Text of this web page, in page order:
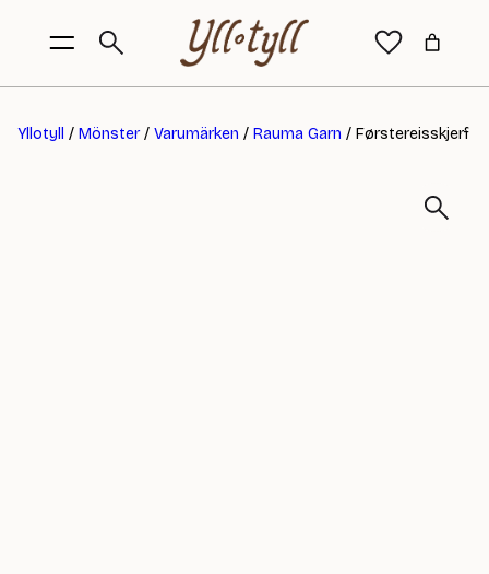
Yllotyll / Mönster/ Varumärken / Rauma Garn / Førstereisskjerf